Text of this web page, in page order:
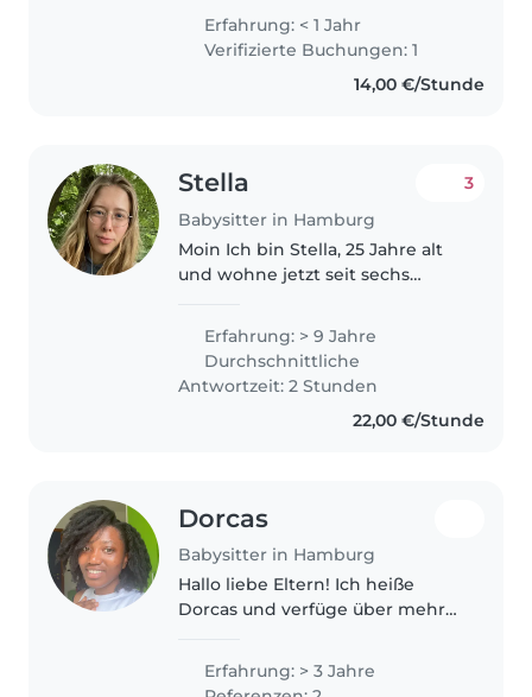
(fluent) and some German. I
have experience working with
people in fast-paced
Erfahrung: < 1 Jahr
Verifizierte Buchungen: 1
14,00 €/Stunde
Stella
Babysitter in Hamburg
3
Moin Ich bin Stella, 25 Jahre alt
und wohne jetzt seit sechs
Erfahrungen mit Babysitten zu
sammeln. 2019/20 habe ich 1
Jahr..
Erfahrung: > 9 Jahre
Durchschnittliche
Antwortzeit: 2 Stunden
22,00 €/Stunde
Dorcas
Babysitter in Hamburg
Hallo liebe Eltern! Ich heiße
Dorcas und verfüge über mehr
Kinderbetreuung. Ich liebe es,
als Babysitterin zu arbeiten,
Erfahrung: > 3 Jahre